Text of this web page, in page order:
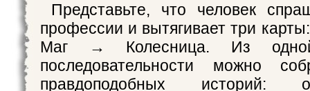
Представьте, что человек
профессии и вытягивает три
Маг → Колесница. Из
последовательности можно
правдоподобных